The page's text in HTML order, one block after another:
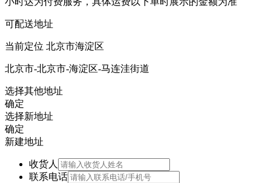
可配送地址
当前定位 北京市海淀区
北京市-北京市-海淀区-马连洼街道
选择其他地址
确定
选择新地址
确定
新建地址
收货人
联系电话